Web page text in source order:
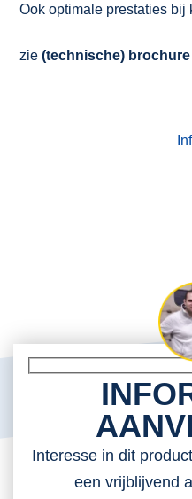
Ook optimale prestaties bij
zie (technische) brochure
Interesse in dit
een vrijblijvend